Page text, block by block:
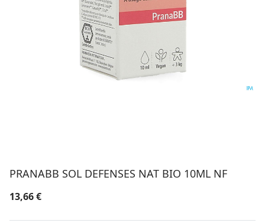
PRANABB SOL DEFENSES NAT BIO 10ML NF
13,66€